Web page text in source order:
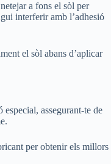
a fons el sòl per
interferir amb l’adhesió
el sòl abans d’aplicar
assegurant-te de
per obtenir els millors